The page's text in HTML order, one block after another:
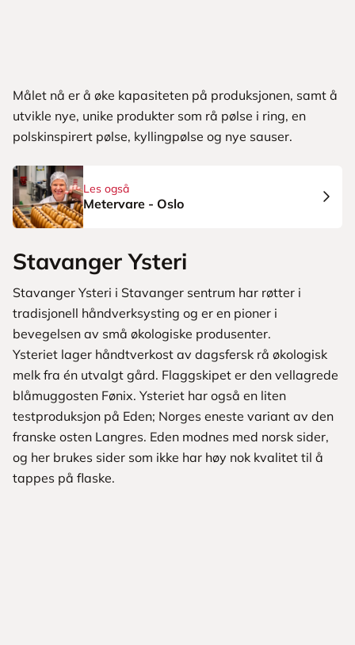
Målet nå er å øke kapasiteten på produksjonen, samt å
utvikle nye, unike produkter som rå pølse i ring, en
polskinspirert pølse, kyllingpølse og nye sauser.
Les også
Metervare - Oslo
Stavanger Ysteri
Stavanger Ysteri i Stavanger sentrum har røtter i
tradisjonell håndverksysting og er en pioner i
bevegelsen av små økologiske produsenter.
Ysteriet lager håndtverkost av dagsfersk rå økologisk
melk fra én utvalgt gård. Flaggskipet er den vellagrede
blåmuggosten Fønix. Ysteriet har også en liten
testproduksjon på Eden; Norges eneste variant av den
franske osten Langres. Eden modnes med norsk sider,
og her brukes sider som ikke har høy nok kvalitet til å
tappes på flaske.